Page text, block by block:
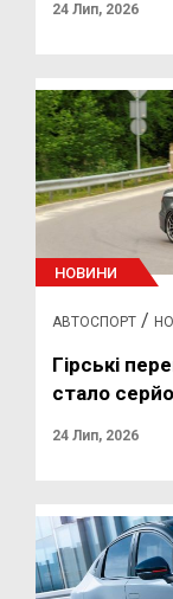
24 Лип, 2026
НОВИНИ
АВТОСПОРТ /
Гірські
стало
24 Лип, 2026